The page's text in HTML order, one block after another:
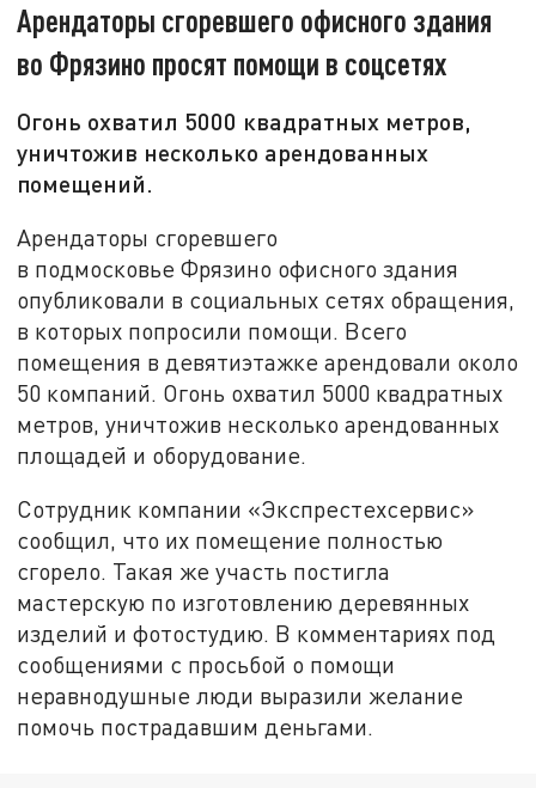
Арендаторы сгоревшего офисного здания
во Фрязино просят помощи в соцсетях
Огонь охватил 5000 квадратных метров,
уничтожив несколько арендованных
помещений.
Арендаторы сгоревшего
в подмосковье Фрязино офисного здания
опубликовали в социальных сетях обращения,
в которых попросили помощи. Всего
помещения в девятиэтажке арендовали около
50 компаний. Огонь охватил 5000 квадратных
метров, уничтожив несколько арендованных
площадей и оборудование.
Сотрудник компании «Экспрестехсервис»
сообщил, что их помещение полностью
сгорело. Такая же участь постигла
мастерскую по изготовлению деревянных
изделий и фотостудию. В комментариях под
сообщениями с просьбой о помощи
неравнодушные люди выразили желание
помочь пострадавшим деньгами.